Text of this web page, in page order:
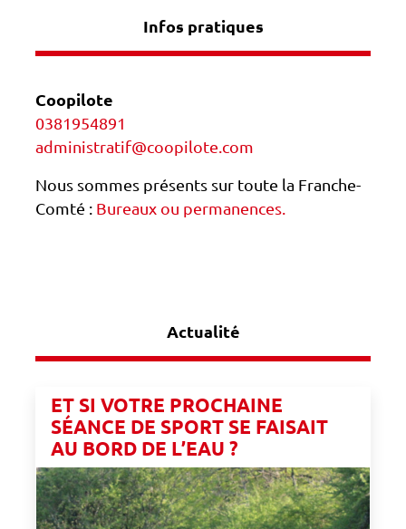
Infos pratiques
Coopilote
0381954891
administratif@coopilote.com
Nous sommes présents sur toute la Franche-
Comté : Bureaux ou permanences.
Actualité
ET SI VOTRE PROCHAINE
SÉANCE DE SPORT SE FAISAIT
AU BORD DE L’EAU ?